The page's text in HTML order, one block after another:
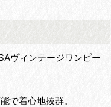
ヴィンテージワンピー
で着心地抜群。